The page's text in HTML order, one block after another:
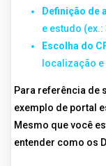
Definição de
e estudo
Escolha do
localização
Para referência de
exemplo de portal
Mesmo que você
entender como os